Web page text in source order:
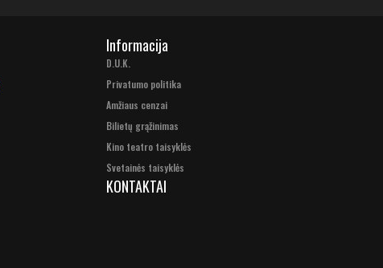
Informacija
D.U.K.
Privatumo politika
Amžiaus cenzai
Bilietų grąžinimas
Kino teatro taisyklės
Svetainės taisyklės
KONTAKTAI